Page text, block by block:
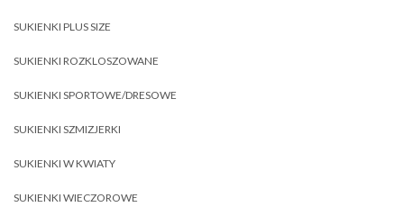
SUKIENKI PLUS SIZE
SUKIENKI ROZKLOSZOWANE
SUKIENKI SPORTOWE/DRESOWE
SUKIENKI SZMIZJERKI
SUKIENKI W KWIATY
SUKIENKI WIECZOROWE